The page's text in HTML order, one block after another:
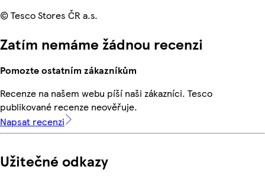
© Tesco Stores ČR a.s.
Zatím nemáme žádnou recenzi
Pomozte ostatním zákazníkům
Recenze na našem webu píší naši zákazníci. Tesco
publikované recenze neověřuje.
Napsat recenzi
Užitečné odkazy